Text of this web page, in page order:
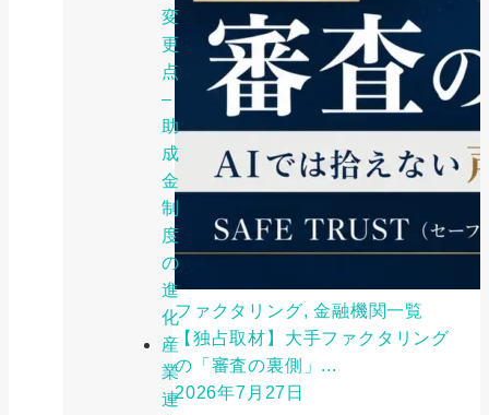
変
更
点
–
助
成
金
制
度
の
進
化
産
業
連
ファクタリング, 金融機関一覧
【独占取材】大手ファクタリング
の「審査の裏側」...
2026年7月27日